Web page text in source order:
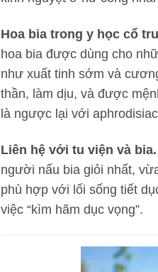
Hoa bia trong y học cổ
hoa bia được dùng cho
như xuất tinh sớm và
thần, làm dịu, và được
là ngược lại với
Liên hệ với tu viện và bia.
người nấu bia giỏi nhất,
phù hợp với lối sống tiết
việc “kìm hãm dục vọng”.